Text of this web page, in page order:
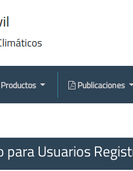
Productos Publicaciones
Usuarios